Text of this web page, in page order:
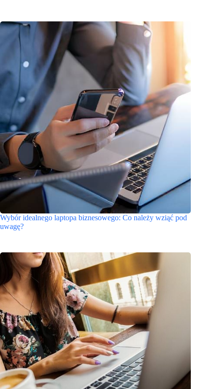
Wybór idealnego laptopa biznesowego: Co należy wziąć pod
uwagę?